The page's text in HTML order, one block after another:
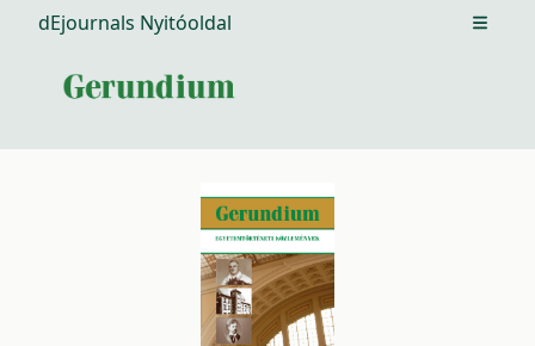
dEjournals Nyitóoldal Open